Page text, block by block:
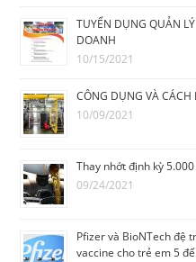
TUYỂN DỤNG QUẢN
DOANH
10/15/2021
CÔNG DỤNG VÀ
10/09/2021
Thay nhớt định kỳ
09/24/2021
Pfizer và BioNTech đệ
vaccine cho trẻ em 5